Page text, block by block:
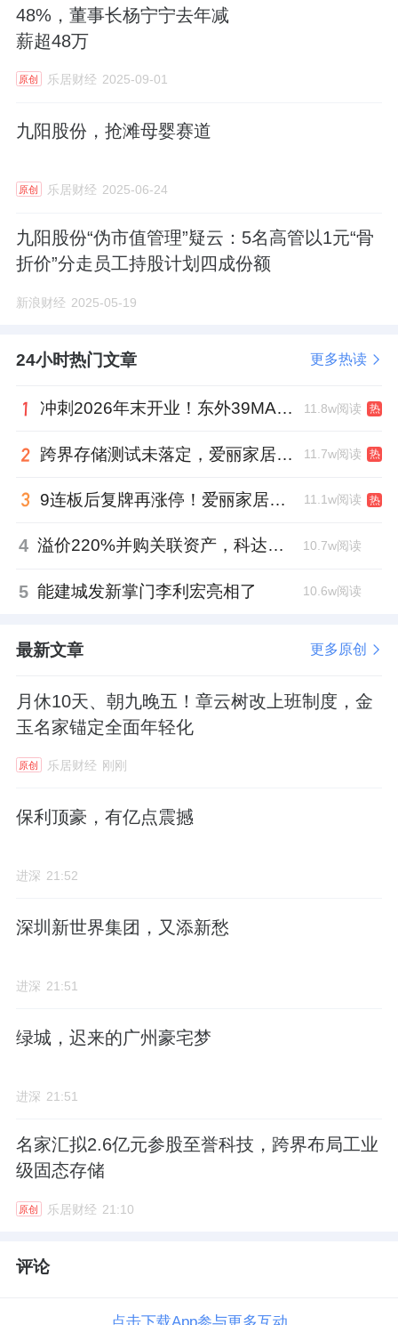
48%，董事长杨宁宁去年减
薪超48万
原创 乐居财经 2025-09-01
九阳股份，抢滩母婴赛道
原创 乐居财经 2025-06-24
九阳股份“伪市值管理”疑云：5名高管以1元“骨
折价”分走员工持股计划四成份额
新浪财经 2025-05-19
24小时热门文章 更多热读
冲刺2026年末开业！东外39MALL全球招商启幕，重构东直门商圈格局 11.8w阅读 热
跨界存储测试未落定，爱丽家居复牌前自揭多重风险 11.7w阅读 热
9连板后复牌再涨停！爱丽家居市盈率318倍，跨界收购案尚未落地 11.1w阅读 热
4 溢价220%并购关联资产，科达制造近75亿元重组被否 10.7w阅读
5 能建城发新掌门李利宏亮相了 10.6w阅读
最新文章 更多原创
月休10天、朝九晚五！章云树改上班制度，金
玉名家锚定全面年轻化
原创 乐居财经 刚刚
保利顶豪，有亿点震撼
进深 21:52
深圳新世界集团，又添新愁
进深 21:51
绿城，迟来的广州豪宅梦
进深 21:51
名家汇拟2.6亿元参股至誉科技，跨界布局工业
级固态存储
原创 乐居财经 21:10
评论